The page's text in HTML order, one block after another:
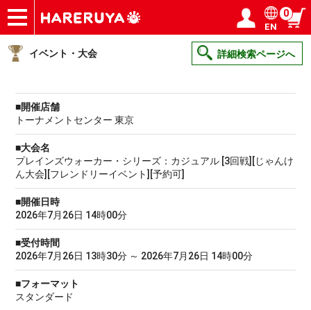
ショップ
買取
記事
デッキ検索
デッキ構築
選手一覧
店舗一覧
イベント
ヘルプ
お問い合わせ ログイン／会員登録
EN
0
イベント・大会 詳細検索ページへ
■開催店舗
トーナメントセンター 東京
■大会名
プレインズウォーカー・シリーズ：カジュアル [3回戦][じゃんけ
ん大会][フレンドリーイベント][予約可]
■開催日時
2026年7月26日 14時00分
■受付時間
2026年7月26日 13時30分 ～ 2026年7月26日 14時00分
■フォーマット
スタンダード